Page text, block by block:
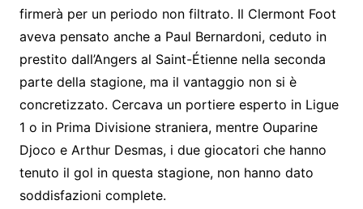
firmerà per un periodo non filtrato. Il Clermont Foot
aveva pensato anche a Paul Bernardoni, ceduto in
prestito dall’Angers al Saint-Étienne nella seconda
parte della stagione, ma il vantaggio non si è
concretizzato. Cercava un portiere esperto in Ligue
1 o in Prima Divisione straniera, mentre Ouparine
Djoco e Arthur Desmas, i due giocatori che hanno
tenuto il gol in questa stagione, non hanno dato
soddisfazioni complete.